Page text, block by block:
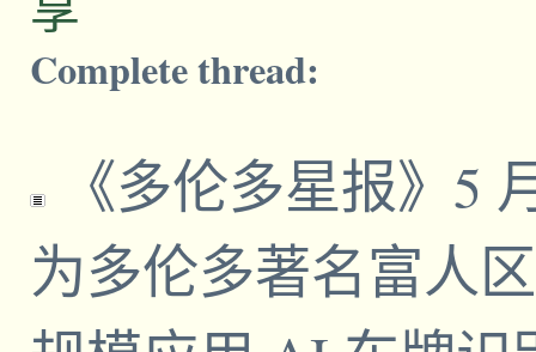
Complete thread:
《多伦多星报》5
为多伦多著名富人